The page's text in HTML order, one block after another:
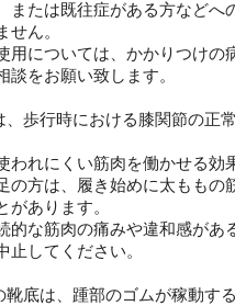
または既往症がある方などへ
せん。
用については、かかりつけの
談をお願い致します。
、歩行時における膝関節の正
われにくい筋肉を働かせる効
の方は、履き始めに太ももの
があります。
的な筋肉の痛みや違和感があ
止してください。
靴底は、踵部のゴムが稼動す